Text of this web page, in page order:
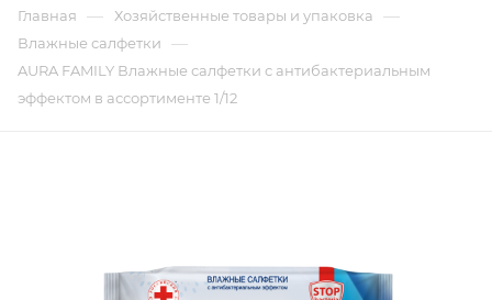
Главная — Хозяйственные товары и упаковка —
Влажные салфетки —
AURA FAMILY Влажные салфетки с антибактериальным
эффектом в ассортименте 1/12